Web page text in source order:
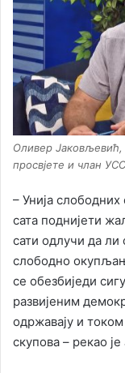
Оливер Јаковљевић,
просвјете и члан
– Унија
сата поднијети
сати одлучи да
слободно
се обезбиједи
развијеним
одржавају и током
скупова – рекао